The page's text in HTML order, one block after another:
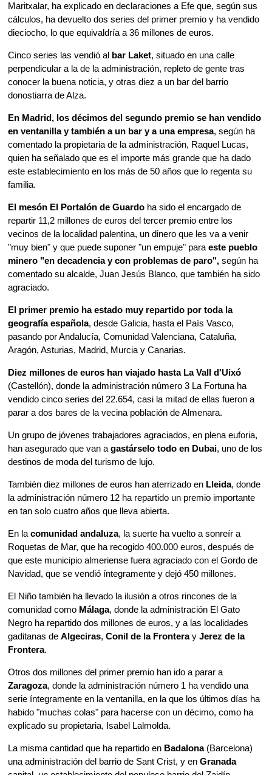
Maritxalar, ha explicado en declaraciones a Efe que, según sus
cálculos, ha devuelto dos series del primer premio y ha vendido
dieciocho, lo que equivaldría a 36 millones de euros.
Cinco series las vendió al bar Laket, situado en una calle
perpendicular a la de la administración, repleto de gente tras
conocer la buena noticia, y otras diez a un bar del barrio
donostiarra de Alza.
En Madrid, los décimos del segundo premio se han vendido
en ventanilla y también a un bar y a una empresa, según ha
comentado la propietaria de la administración, Raquel Lucas,
quien ha señalado que es el importe más grande que ha dado
este establecimiento en los más de 50 años que lo regenta su
familia.
El mesón El Portalón de Guardo ha sido el encargado de
repartir 11,2 millones de euros del tercer premio entre los
vecinos de la localidad palentina, un dinero que les va a venir
"muy bien" y que puede suponer "un empuje" paraeste pueblo
minero "en decadencia y con problemas de paro", según ha
comentado su alcalde, Juan Jesús Blanco, que también ha sido
agraciado.
El primer premio ha estado muy repartido por toda la
geografía española, desde Galicia, hasta el País Vasco,
pasando por Andalucía, Comunidad Valenciana, Cataluña,
Aragón, Asturias, Madrid, Murcia y Canarias.
Diez millones de euros han viajado hasta La Vall d'Uixó
(Castellón), donde la administración número 3 La Fortuna ha
vendido cinco series del 22.654, casi la mitad de ellas fueron a
parar a dos bares de la vecina población de Almenara.
Un grupo de jóvenes trabajadores agraciados, en plena euforia,
han asegurado que van agastárselo todo en Dubai, uno de los
destinos de moda del turismo de lujo.
También diez millones de euros han aterrizado en Lleida, donde
la administración número 12 ha repartido un premio importante
en tan solo cuatro años que lleva abierta.
En la comunidad andaluza, la suerte ha vuelto a sonreír a
Roquetas de Mar, que ha recogido 400.000 euros, después de
que este municipio almeriense fuera agraciado con el Gordo de
Navidad, que se vendió íntegramente y dejó 450 millones.
El Niño también ha llevado la ilusión a otros rincones de la
comunidad como Málaga, donde la administración El Gato
Negro ha repartido dos millones de euros, y a las localidades
gaditanas deAlgeciras,Conil de la FronterayJerez de la
Frontera.
Otros dos millones del primer premio han ido a parar a
Zaragoza, donde la administración número 1 ha vendido una
serie íntegramente en la ventanilla, en la que los últimos días ha
habido "muchas colas" para hacerse con un décimo, como ha
explicado su propietaria, Isabel Lalmolda.
La misma cantidad que ha repartido en Badalona (Barcelona)
una administración del barrio de Sant Crist, y enGranada